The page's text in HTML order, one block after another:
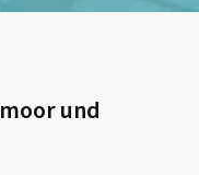
und